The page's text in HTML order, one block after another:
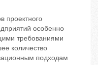
проектного
особенно
требованиями
количество
подходам